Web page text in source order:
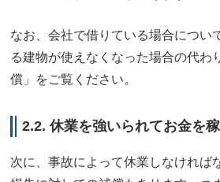
なお、会社で借りている場合につい
る建物が使えなくなった場合の代わ
償」をご覧ください。
2.2. 休業を強いられてお金を
次に、事故によって休業しなければ